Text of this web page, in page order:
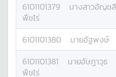
6101101379 นางสาวอัญชลี
พืชไร่
6101101380 นายอัฐพงษ์
6101101381
นายอัษฎาวุธ
พืชไร่